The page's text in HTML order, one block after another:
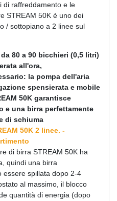
di raffreddamento e le
STREAM 50K è uno dei
/ sottopiano a 2 linee sul
80 a 90 bicchieri (0,5 litri)
all'ora,
la pompa dell'aria
spensierata e mobile
50K garantisce
e una birra perfettamente
di schiuma
50K 2 linee. -
di birra STREAM 50K ha
quindi una birra
essere spillata dopo 2-4
al massimo, il blocco
quantità di energia (dopo